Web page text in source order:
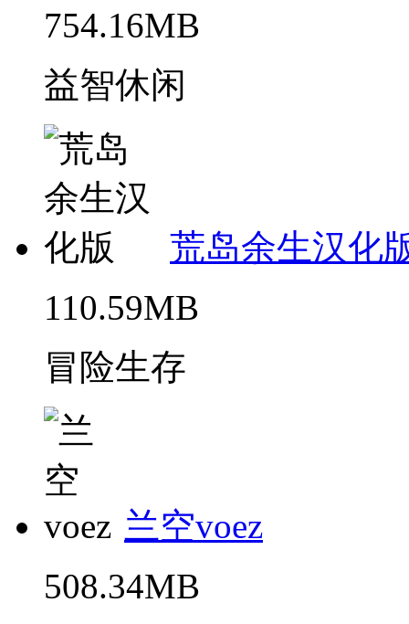
754.16MB
益智休闲
荒岛余生汉化
110.59MB
冒险生存
兰空voez
508.34MB